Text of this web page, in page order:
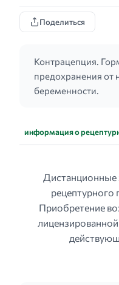
Поделиться
Контрацепция.
предохранения от
беременности.
информация о
Дистанционные
рецептурного
Приобретение